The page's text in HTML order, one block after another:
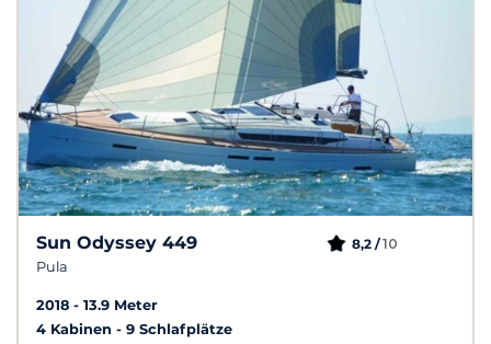
Sun Odyssey 449
Pula
8,2 /10
2018
13.9 Meter
4 Kabinen
9 Schlafplätze